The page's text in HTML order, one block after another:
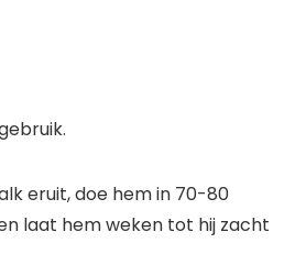
eruit, doe hem in 70-80
laat hem weken tot hij zacht